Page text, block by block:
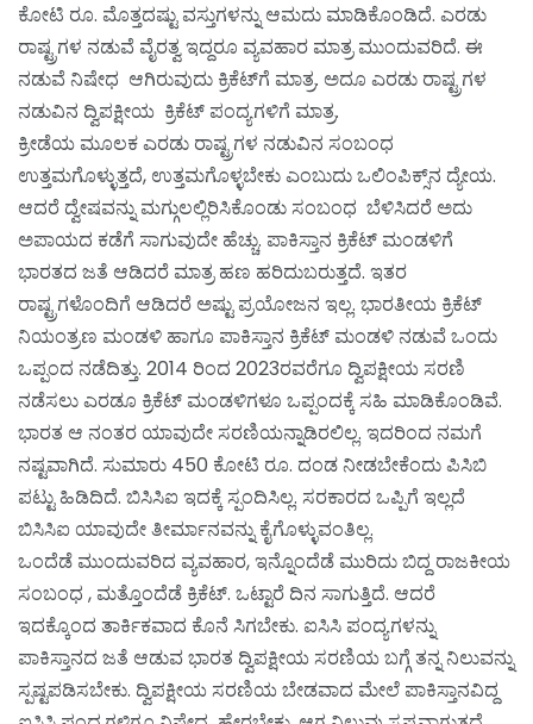
ಕೋಟಿ ರೂ. ಮೊತ್ತದಷ್ಟು ವಸ್ತುಗಳನ್ನು ಆಮದು ಮಾಡಿಕೊಂಡಿದೆ. ಎರಡು
ರಾಷ್ಟ್ರಗಳ ನಡುವೆ ವೈರತ್ವ ಇದ್ದರೂ ವ್ಯವಹಾರ ಮಾತ್ರ ಮುಂದುವರಿದೆ. ಈ
ನಡುವೆ ನಿಷೇಧ ಆಗಿರುವುದು ಕ್ರಿಕೆಟ್‌ಗೆ ಮಾತ್ರ. ಅದೂ ಎರಡು ರಾಷ್ಟ್ರಗಳ
ನಡುವಿನ ದ್ವಿಪಕ್ಷೀಯ ಕ್ರಿಕೆಟ್ ಪಂದ್ಯಗಳಿಗೆ ಮಾತ್ರ.
ಕ್ರೀಡೆಯ ಮೂಲಕ ಎರಡು ರಾಷ್ಟ್ರಗಳ ನಡುವಿನ ಸಂಬಂಧ
ಉತ್ತಮಗೊಳ್ಳುತ್ತದೆ, ಉತ್ತಮಗೊಳ್ಳಬೇಕು ಎಂಬುದು ಒಲಿಂಪಿಕ್ಸ್‌ನ ದ್ಯೇಯ.
ಆದರೆ ದ್ವೇಷವನ್ನು ಮಗ್ಗುಲಲ್ಲಿರಿಸಿಕೊಂಡು ಸಂಬಂಧ ಬೆಳಿಸಿದರೆ ಅದು
ಅಪಾಯದ ಕಡೆಗೆ ಸಾಗುವುದೇ ಹೆಚ್ಚು. ಪಾಕಿಸ್ತಾನ ಕ್ರಿಕೆಟ್ ಮಂಡಳಿಗೆ
ಭಾರತದ ಜತೆ ಆಡಿದರೆ ಮಾತ್ರ ಹಣ ಹರಿದುಬರುತ್ತದೆ. ಇತರ
ರಾಷ್ಟ್ರಗಳೊಂದಿಗೆ ಆಡಿದರೆ ಅಷ್ಟು ಪ್ರಯೋಜನ ಇಲ್ಲ. ಭಾರತೀಯ ಕ್ರಿಕೆಟ್
ನಿಯಂತ್ರಣ ಮಂಡಳಿ ಹಾಗೂ ಪಾಕಿಸ್ತಾನ ಕ್ರಿಕೆಟ್ ಮಂಡಳಿ ನಡುವೆ ಒಂದು
ಒಪ್ಪಂದ ನಡೆದಿತ್ತು. 2014 ರಿಂದ 2023ರವರೆಗೂ ದ್ವಿಪಕ್ಷೀಯ ಸರಣಿ
ನಡೆಸಲು ಎರಡೂ ಕ್ರಿಕೆಟ್ ಮಂಡಳಿಗಳೂ ಒಪ್ಪಂದಕ್ಕೆ ಸಹಿ ಮಾಡಿಕೊಂಡಿವೆ.
ಭಾರತ ಆ ನಂತರ ಯಾವುದೇ ಸರಣಿಯನ್ನಾಡಿರಲಿಲ್ಲ. ಇದರಿಂದ ನಮಗೆ
ನಷ್ಟವಾಗಿದೆ. ಸುಮಾರು 450 ಕೋಟಿ ರೂ. ದಂಡ ನೀಡಬೇಕೆಂದು ಪಿಸಿಬಿ
ಪಟ್ಟು ಹಿಡಿದಿದೆ. ಬಿಸಿಸಿಐ ಇದಕ್ಕೆ ಸ್ಪಂದಿಸಿಲ್ಲ. ಸರಕಾರದ ಒಪ್ಪಿಗೆ ಇಲ್ಲದೆ
ಬಿಸಿಸಿಐ ಯಾವುದೇ ತೀರ್ಮಾನವನ್ನು ಕೈಗೊಳ್ಳುವಂತಿಲ್ಲ.
ಒಂದೆಡೆ ಮುಂದುವರಿದ ವ್ಯವಹಾರ, ಇನ್ನೊಂದೆಡೆ ಮುರಿದು ಬಿದ್ದ ರಾಜಕೀಯ
ಸಂಬಂಧ , ಮತ್ತೊಂದೆಡೆ ಕ್ರಿಕೆಟ್. ಒಟ್ಟಾರೆ ದಿನ ಸಾಗುತ್ತಿದೆ. ಆದರೆ
ಇದಕ್ಕೊಂದ ತಾರ್ಕಿಕವಾದ ಕೊನೆ ಸಿಗಬೇಕು. ಐಸಿಸಿ ಪಂದ್ಯಗಳನ್ನು
ಪಾಕಿಸ್ತಾನದ ಜತೆ ಆಡುವ ಭಾರತ ದ್ವಿಪಕ್ಷೀಯ ಸರಣಿಯ ಬಗ್ಗೆ ತನ್ನ ನಿಲುವನ್ನು
ಸ್ಪಷ್ಟಪಡಿಸಬೇಕು. ದ್ವಿಪಕ್ಷೀಯ ಸರಣಿಯ ಬೇಡವಾದ ಮೇಲೆ ಪಾಕಿಸ್ತಾನವಿದ್ದ